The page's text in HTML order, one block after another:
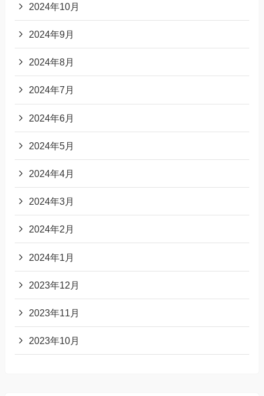
2024年10月
2024年9月
2024年8月
2024年7月
2024年6月
2024年5月
2024年4月
2024年3月
2024年2月
2024年1月
2023年12月
2023年11月
2023年10月